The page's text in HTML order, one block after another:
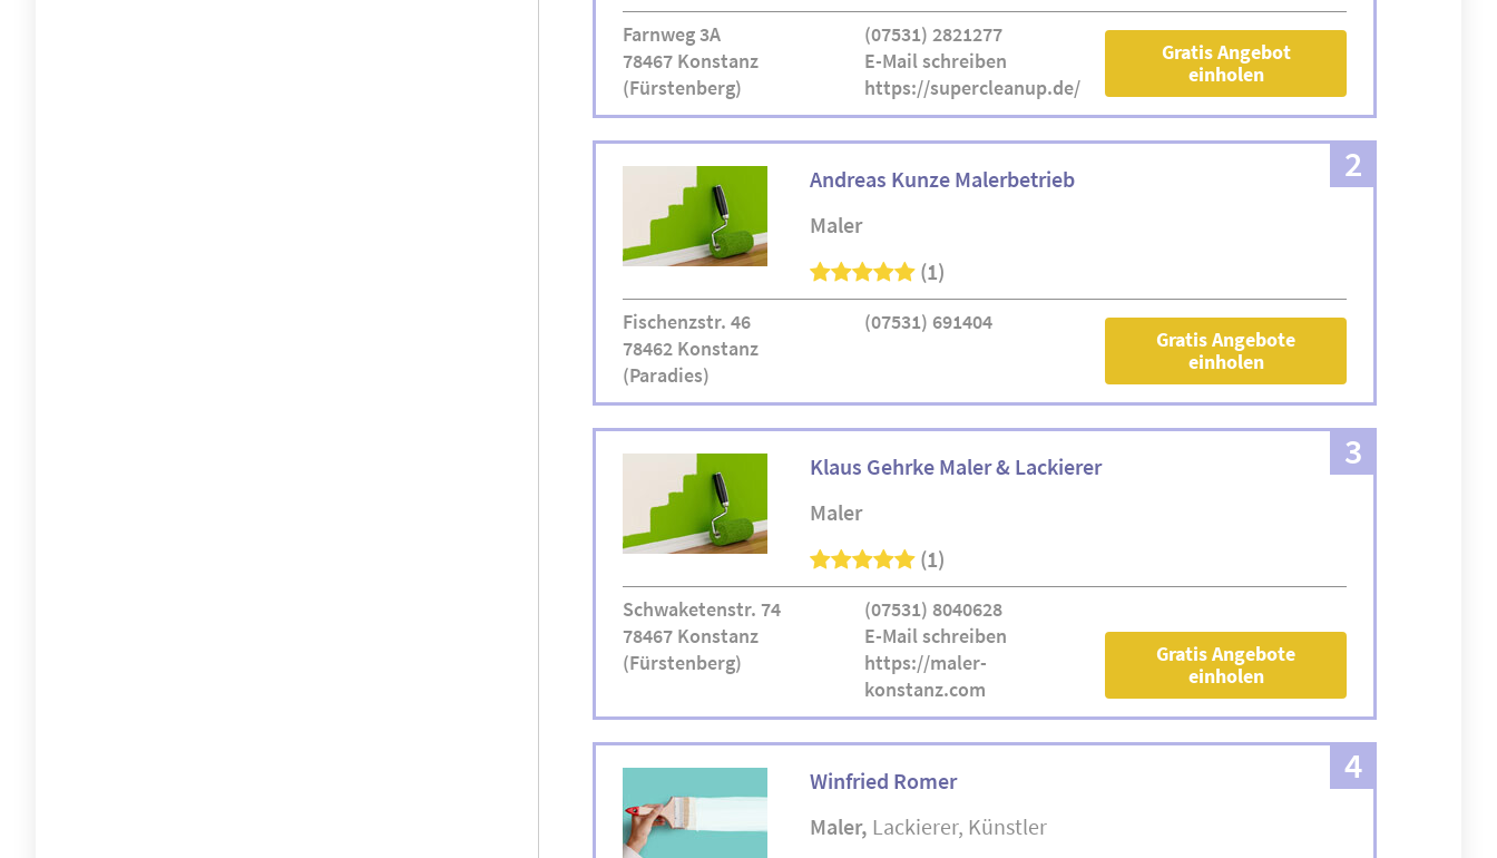
Farnweg 3A
78467 Konstanz
(Fürstenberg)
(07531) 2821277
E-Mail schreiben
https://supercleanup.de/
Gratis Angebot
einholen
2
Andreas Kunze Malerbetrieb
Maler
(1)
Fischenzstr. 46
78462 Konstanz
(Paradies)
(07531) 691404
Gratis Angebote
einholen
3
Klaus Gehrke Maler & Lackierer
Maler
(1)
Schwaketenstr. 74
78467 Konstanz
(Fürstenberg)
(07531) 8040628
E-Mail schreiben
https://maler-
konstanz.com
Gratis Angebote
einholen
4
Winfried Romer
Maler Lackierer Künstler